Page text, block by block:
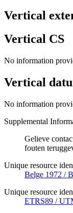
Vertical
Vertical CS
No information
Vertical
No information
Supplemental
Gelieve
fouten
Unique resource
Belge 1972 /
Unique resource
ETRS89 /